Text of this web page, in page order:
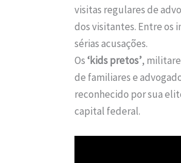
visitas regulares de
dos visitantes. Entre os
sérias acusações.
Os‘kids pretos’,
de familiares e
reconhecido por sua
capital federal.